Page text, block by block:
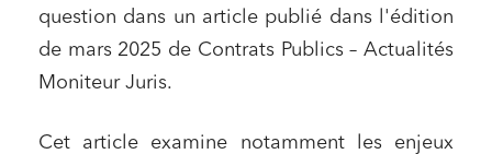
question dans un article publié dans l'édition
de mars 2025 de Contrats Publics – Actualités
Moniteur Juris.
Cet article examine notamment les enjeux